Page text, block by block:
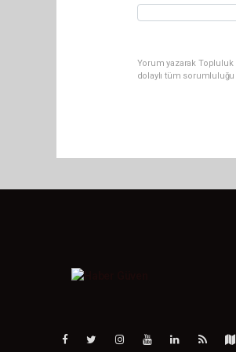
Yorum yazarak Topluluk
dolaylı tüm